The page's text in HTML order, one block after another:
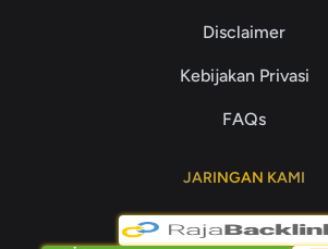
Disclaimer
Kebijakan Privasi
FAQs
JARINGAN KAMI